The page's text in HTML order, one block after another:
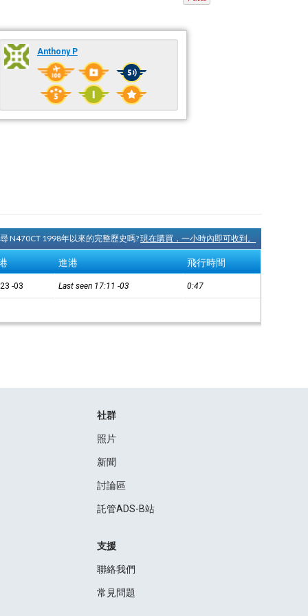
Anthony P
N470CT 1998年以來的完整歷史嗎?現在購買，一小時內即可收到。
進港 飛行時間
-03 Last seen 17:11-03 0:47
社群
照片
新聞
討論區
託管ADS-B站
支援
聯絡我們
常見問題